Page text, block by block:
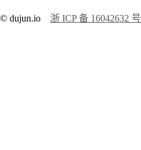
© dujun.io 浙 ICP 备 16042632 号